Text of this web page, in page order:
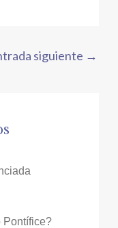
siguiente →
Pontífice?